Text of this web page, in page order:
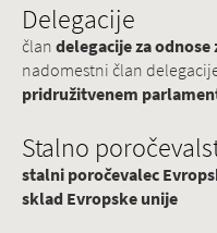
Delegacije
člandelegacije za odnose
nadomestni član
pridružitvenem
Stalno
stalni poročevalec
sklad Evropske unije